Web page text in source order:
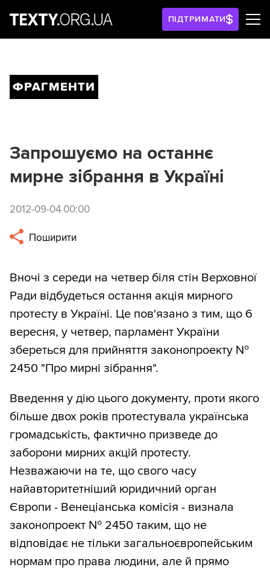
ПІДТРИМАТИ
ФРАГМЕНТИ
Запрошуємо на останнє
мирне зібрання в Україні
2012-09-04 00:00
Поширити
Вночі з середи на четвер біля стін Верховної
Ради відбудеться остання акція мирного
протесту в Україні. Це пов'язано з тим, що 6
вересня, у четвер, парламент України
збереться для прийняття законопроекту №
2450 "Про мирні зібрання".
Введення у дію цього документу, проти якого
більше двох років протестувала українська
громадськість, фактично призведе до
заборони мирних акцій протесту.
Незважаючи на те, що свого часу
найавторитетніший юридичний орган
Європи - Венеціанська комісія - визнала
законопроект № 2450 таким, що не
відповідає не тільки загальноєвропейським
нормам про права людини, але й прямо